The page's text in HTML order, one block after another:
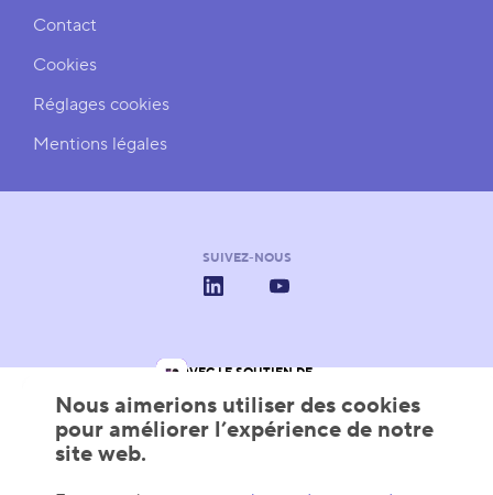
Contact
Cookies
Réglages cookies
Mentions légales
SUIVEZ-NOUS
LinkedInYouTube
AVEC LE SOUTIEN DE
Les Pôles de Compétitivité
Wallonie Wallonia - Export &
Nous aimerions utiliser des cookies
pour améliorer l’expérience de notre
site web.